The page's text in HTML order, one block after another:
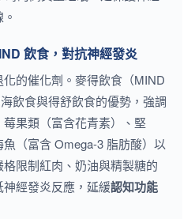
飲食，對抗神經發炎
的催化劑。麥得飲食（MIND
飲食與得舒飲食的優勢，強調
果類（富含花青素）、堅
（富含 Omega-3 脂肪酸）以
限制紅肉、奶油與精製糖的
經發炎反應，延緩認知功能